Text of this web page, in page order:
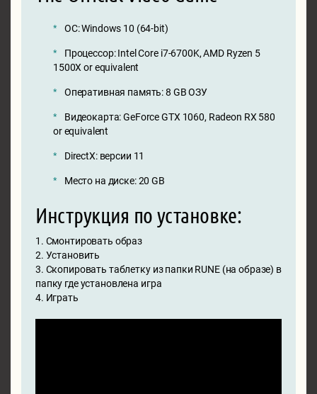
ОС: Windows 10 (64-bit)
Процессор: Intel Core i7-6700K, AMD Ryzen 5
1500X or equivalent
Оперативная память: 8 GB ОЗУ
Видеокарта: GeForce GTX 1060, Radeon RX 580
or equivalent
DirectX: версии 11
Место на диске: 20 GB
Инструкция по установке:
1. Смонтировать образ
2. Установить
3. Скопировать таблетку из папки RUNE (на образе) в
папку где установлена игра
4. Играть